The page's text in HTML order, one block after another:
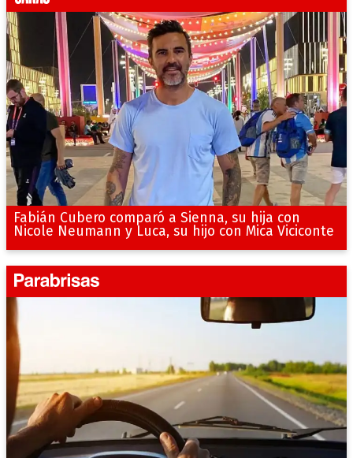
Fabián Cubero comparó a Sienna, su hija con
Nicole Neumann y Luca, su hijo con Mica Viciconte